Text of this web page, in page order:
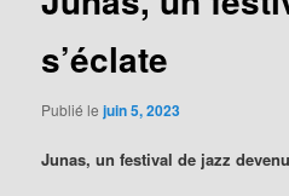
s’éclate
Publié lejuin 5, 2023
Junas, un festival de jazz